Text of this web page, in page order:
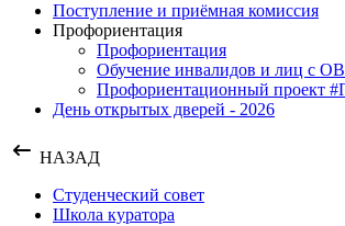
Поступление и приёмная комиссия
Профориентация
Профориентация
Обучение инвалидов и лиц с
Профориентационный проект
День открытых дверей - 2026
НАЗАД
Студенческий совет
Школа куратора